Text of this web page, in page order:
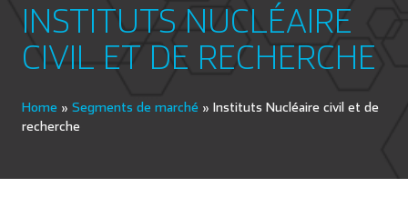
INSTITUTS NUCLÉAIRE
CIVIL ET DE RECHERCHE
Home » Segments de marché » Instituts Nucléaire civil et de
recherche